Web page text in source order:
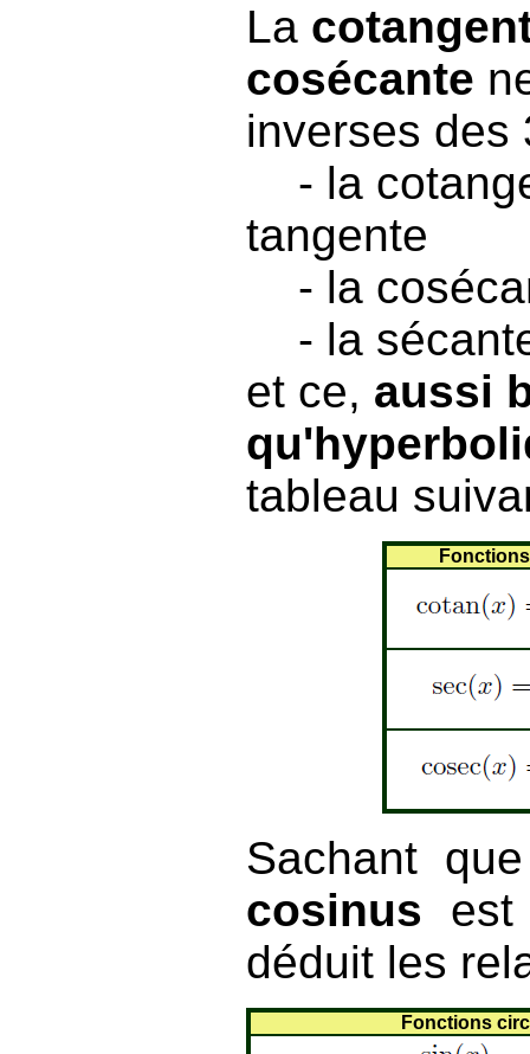
La
cosécante
inverses des
- la
tangente
- la
- la
et ce, aussi
tableau
Sachant
cosinus
déduit les
Fonctions